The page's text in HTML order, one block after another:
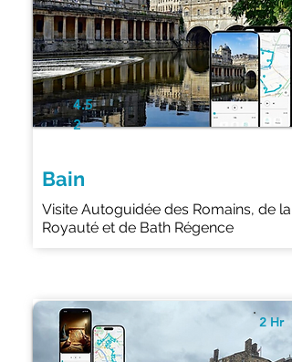
4.5
2
Bain
Visite Autoguidée des Romains, de la
Royauté et de Bath Régence
2 Hr